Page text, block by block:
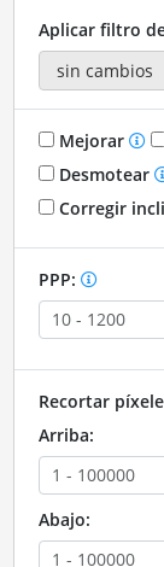
Aplicar filtro
Mejorar
Desmotear
Corregir
PPP:
Recortar
Arriba:
Abajo: